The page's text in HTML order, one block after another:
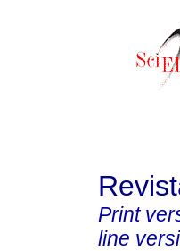
Print
line